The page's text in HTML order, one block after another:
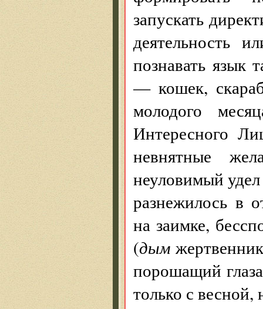
запускать
деятельность
познавать язык
— кошек,
молодого
Интересного
невнятные
неуловимый
разнежилось в
на заимке,
(дым
порошащий
только с